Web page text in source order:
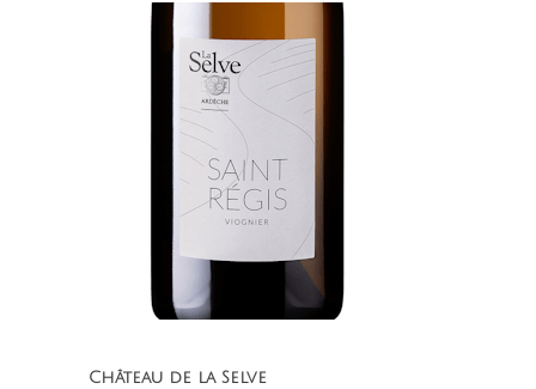
Château de la Selve